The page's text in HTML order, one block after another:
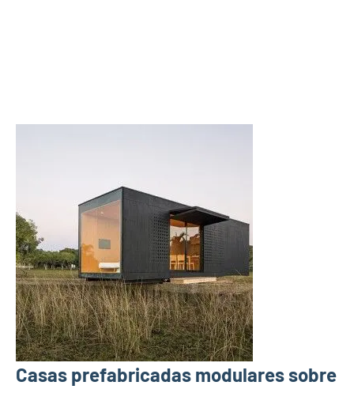
Casas prefabricadas modulares sobre